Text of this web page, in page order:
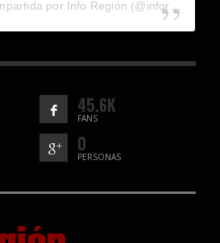
45.6K
FANS
0
PERSONAS